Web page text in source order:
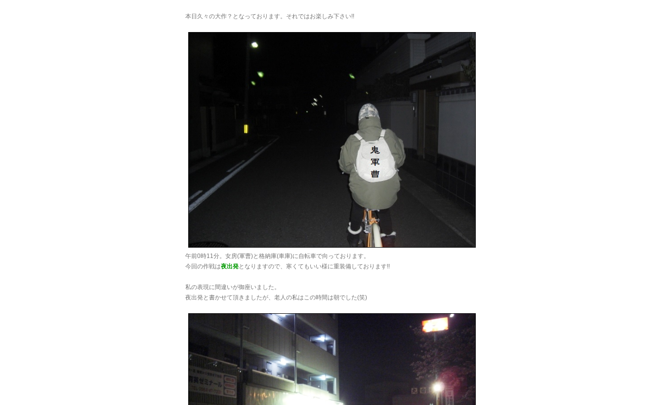
本日久々の大作？となっております。それではお楽しみ下さい!!
午前0時11分。女房(軍曹)と格納庫(車庫)に自転車で向っております。
今回の作戦は夜出発となりますので、寒くてもいい様に重装備しております!!
私の表現に間違いが御座いました。
夜出発と書かせて頂きましたが、老人の私はこの時間は朝でした(笑)